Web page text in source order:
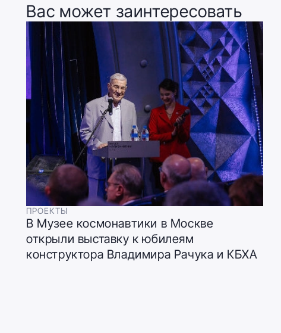
Вас может заинтересовать
ПРОЕКТЫ
В Музее космонавтики в Москве
открыли выставку к юбилеям
конструктора Владимира Рачука и КБХА